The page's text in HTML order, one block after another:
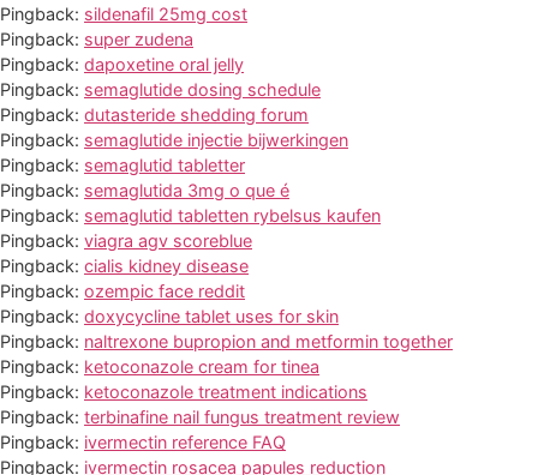
Pingback: sildenafil 25mg cost
Pingback: super zudena
Pingback: dapoxetine oral jelly
Pingback: semaglutide dosing schedule
Pingback: dutasteride shedding forum
Pingback: semaglutide injectie bijwerkingen
Pingback: semaglutid tabletter
Pingback: semaglutida 3mg o que é
Pingback: semaglutid tabletten rybelsus kaufen
Pingback: viagra agv scoreblue
Pingback: cialis kidney disease
Pingback: ozempic face reddit
Pingback: doxycycline tablet uses for skin
Pingback: naltrexone bupropion and metformin together
Pingback: ketoconazole cream for tinea
Pingback: ketoconazole treatment indications
Pingback: terbinafine nail fungus treatment review
Pingback: ivermectin reference FAQ
Pingback: ivermectin rosacea papules reduction